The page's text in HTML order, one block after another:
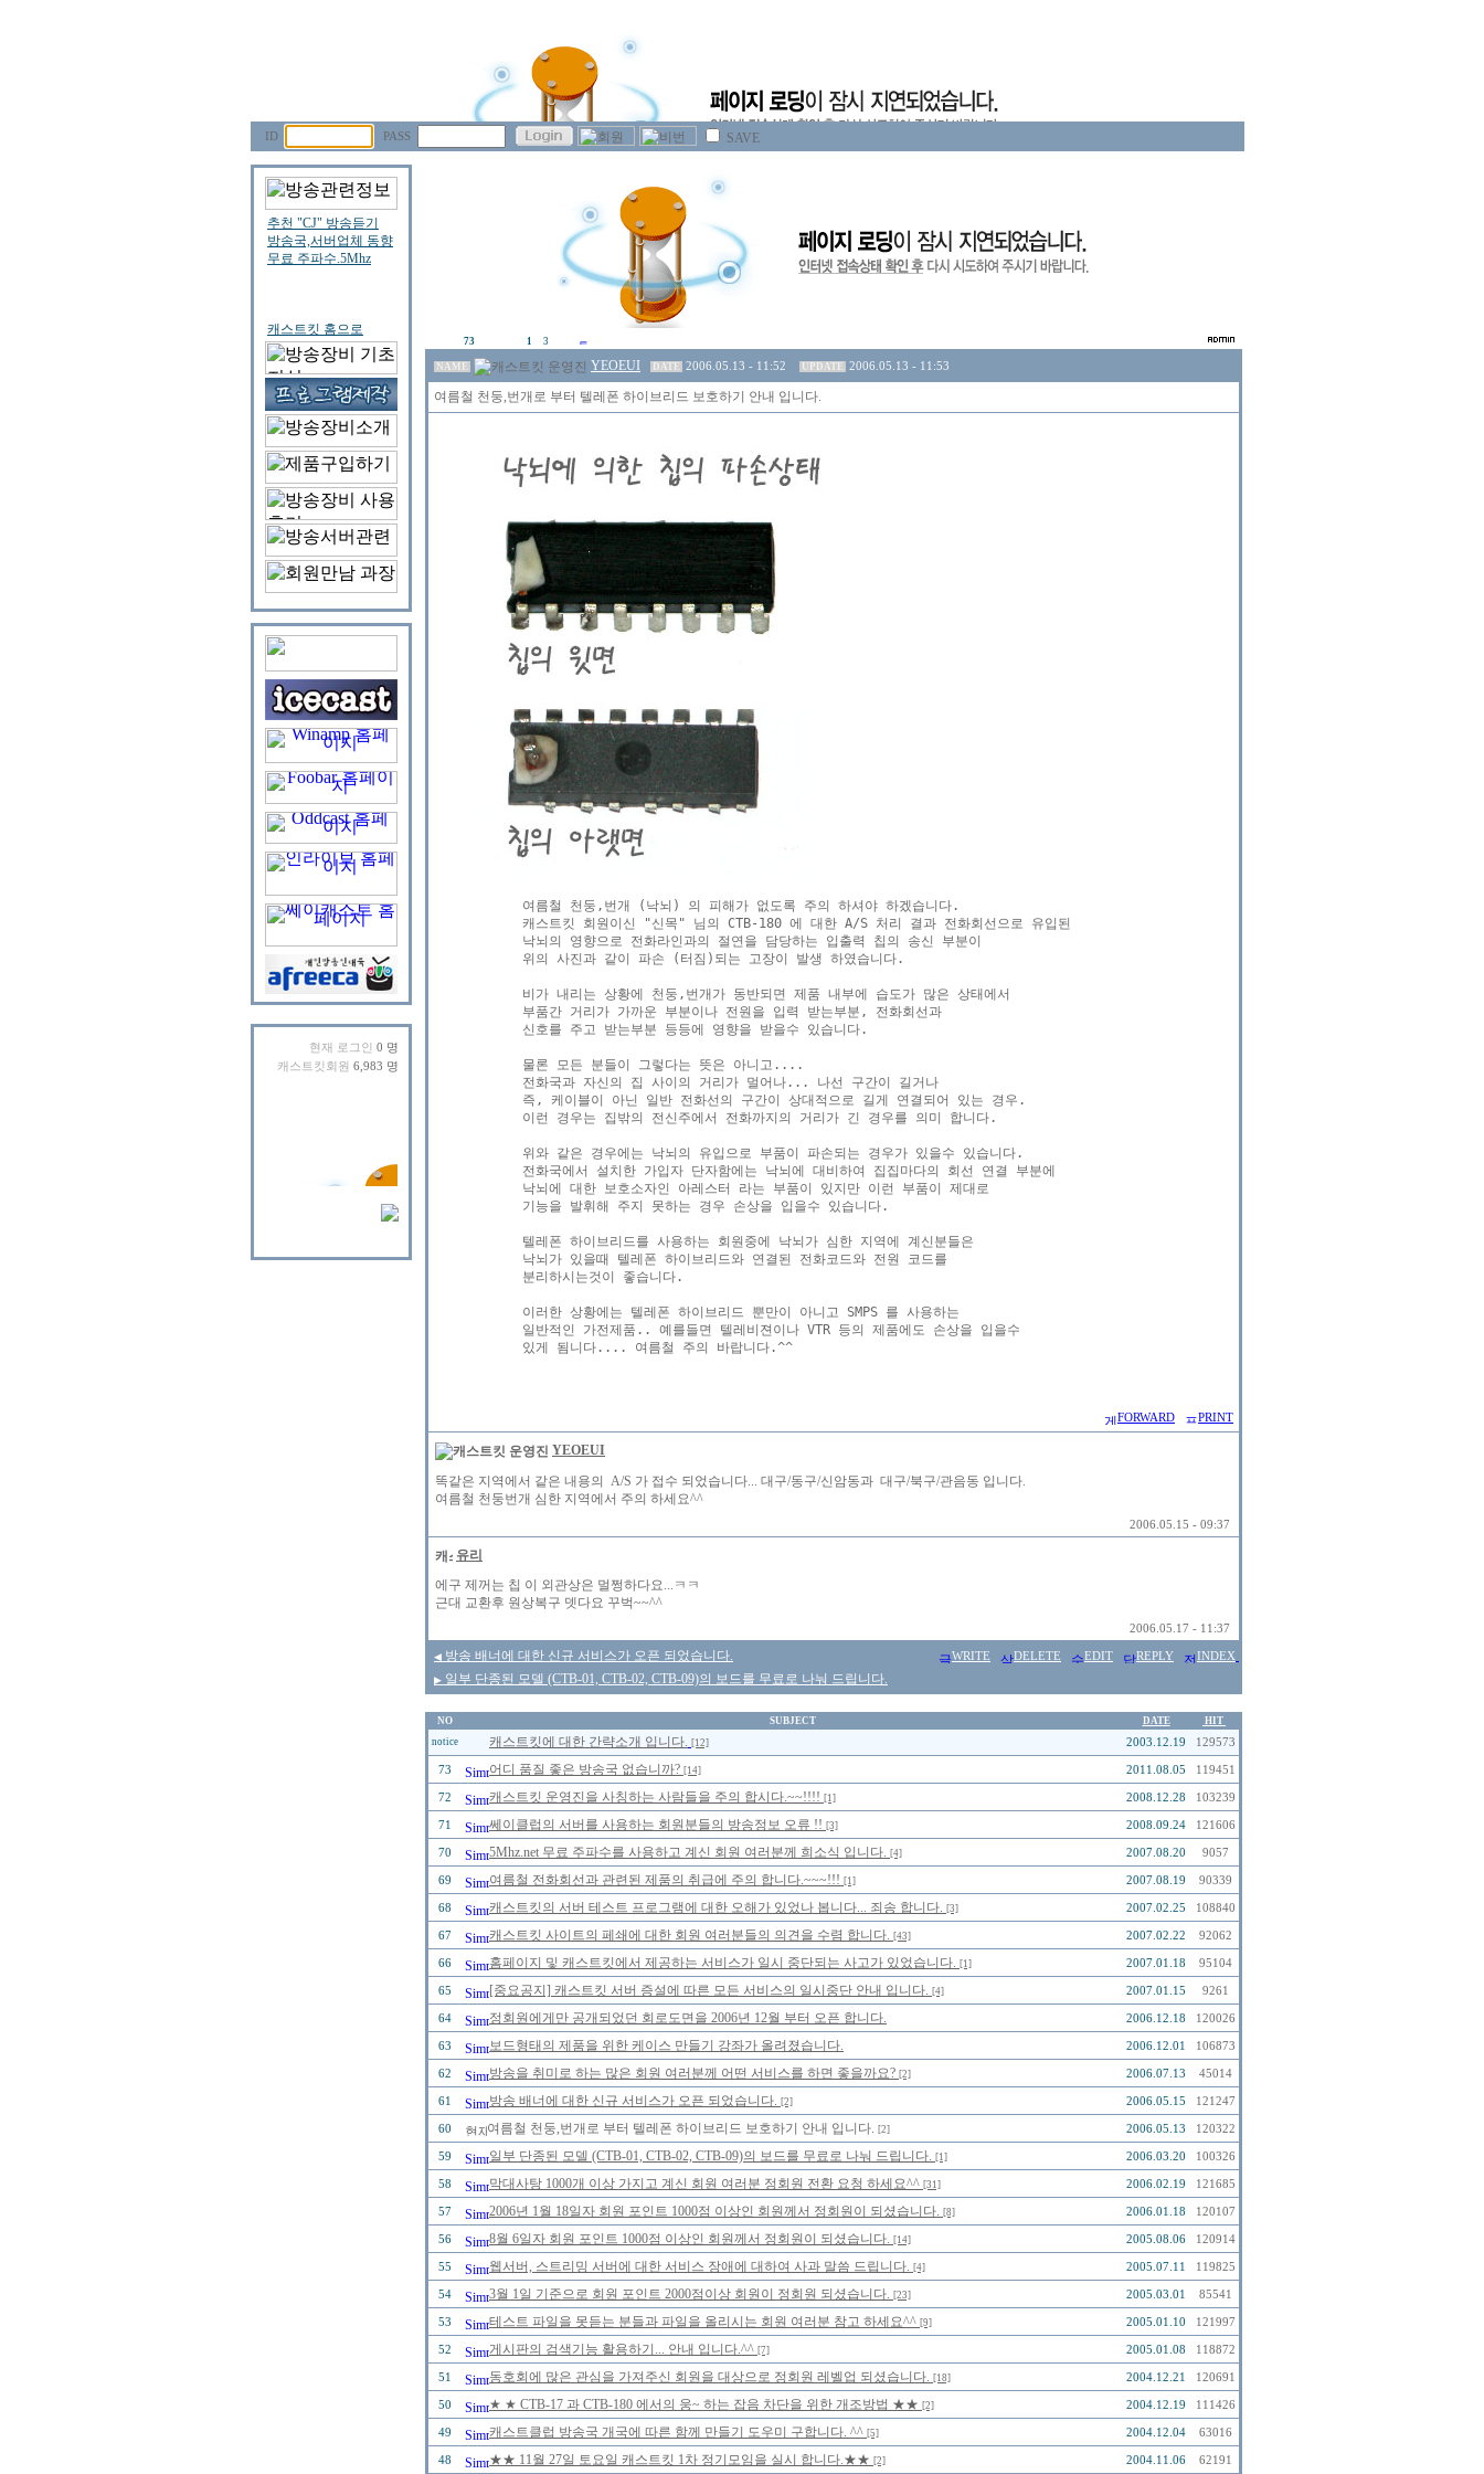
ID PASS SAVE
현재 로그인 0 명
캐스트킷회원 6,983 명
73 1 3
NAME YEOEUI DATE 2006.05.13 - 11:52 UPDATE 2006.05.13 - 11:53
여름철 천둥,번개로 부터 텔레폰 하이브리드 보호하기 안내 입니다.
여름철 천둥,번개 (낙뇌) 의 피해가 없도록 주의 하셔야 하겠습니다.
캐스트킷 회원이신 "신목" 님의 CTB-180 에 대한 A/S 처리 결과 전화회선으로 유입된
낙뇌의 영향으로 전화라인과의 절연을 담당하는 입출력 칩의 송신 부분이
위의 사진과 같이 파손 (터짐)되는 고장이 발생 하였습니다.
비가 내리는 상황에 천둥,번개가 동반되면 제품 내부에 습도가 많은 상태에서
부품간 거리가 가까운 부분이나 전원을 입력 받는부분, 전화회선과
신호를 주고 받는부분 등등에 영향을 받을수 있습니다.
물론 모든 분들이 그렇다는 뜻은 아니고....
전화국과 자신의 집 사이의 거리가 멀어나... 나선 구간이 길거나
즉, 케이블이 아닌 일반 전화선의 구간이 상대적으로 길게 연결되어 있는 경우.
이런 경우는 집밖의 전신주에서 전화까지의 거리가 긴 경우를 의미 합니다.
위와 같은 경우에는 낙뇌의 유입으로 부품이 파손되는 경우가 있을수 있습니다.
전화국에서 설치한 가입자 단자함에는 낙뇌에 대비하여 집집마다의 회선 연결 부분에
낙뇌에 대한 보호소자인 아레스터 라는 부품이 있지만 이런 부품이 제대로
기능을 발휘해 주지 못하는 경우 손상을 입을수 있습니다.
텔레폰 하이브리드를 사용하는 회원중에 낙뇌가 심한 지역에 계신분들은
낙뇌가 있을때 텔레폰 하이브리드와 연결된 전화코드와 전원 코드를
분리하시는것이 좋습니다.
이러한 상황에는 텔레폰 하이브리드 뿐만이 아니고 SMPS 를 사용하는
일반적인 가전제품.. 예를들면 텔레비젼이나 VTR 등의 제품에도 손상을 입을수
FORWARD PRINT
YEOEUI
똑같은 지역에서 같은 내용의 A/S 가 접수 되었습니다... 대구/동구/신암동과 대구/북구/관음동 입니다.
여름철 천둥번개 심한 지역에서 주의 하세요^^
2006.05.15 - 09:37
유리
에구 제꺼는 칩 이 외관상은 멀쩡하다요...ㅋㅋ
근대 교환후 원상복구 뎃다요 꾸벅~~^^
2006.05.17 - 11:37
◀ 방송 배너에 대한 신규 서비스가 오픈 되었습니다.
▶ 일부 단종된 모델 (CTB-01, CTB-02, CTB-09)의 보드를 무료로 나눠 드립니다.
WRITE DELETE EDIT REPLY INDEX
NO SUBJECT DATE
HIT
notice
캐스트킷에 대한 간략소개 입니다. [12] 2003.12.19 129573
73 어디 품질 좋은 방송국 없습니까? [14] 2011.08.05 119451
72 캐스트킷 운영진을 사칭하는 사람들을 주의 합시다.~~!!!! [1] 2008.12.28 103239
71 쎄이클럽의 서버를 사용하는 회원분들의 방송정보 오류 !! [3] 2008.09.24 121606
70 5Mhz.net 무료 주파수를 사용하고 계신 회원 여러분께 희소식 입니다. [4] 2007.08.20 9057
69 여름철 전화회선과 관련된 제품의 취급에 주의 합니다.~~~!!! [1] 2007.08.19 90339
68 캐스트킷의 서버 테스트 프로그램에 대한 오해가 있었나 봅니다... 죄송 합니다. [3] 2007.02.25 108840
67 캐스트킷 사이트의 페쇄에 대한 회원 여러분들의 의견을 수렴 합니다. [43] 2007.02.22 92062
66 홈페이지 및 캐스트킷에서 제공하는 서비스가 일시 중단되는 사고가 있었습니다. [1] 2007.01.18 95104
65 [중요공지] 캐스트킷 서버 증설에 따른 모든 서비스의 일시중단 안내 입니다. [4] 2007.01.15 9261
64 정회원에게만 공개되었던 회로도면을 2006년 12월 부터 오픈 합니다. 2006.12.18 120026
63 보드형태의 제품을 위한 케이스 만들기 강좌가 올려졌습니다. 2006.12.01 106873
62 방송을 취미로 하는 많은 회원 여러분께 어떤 서비스를 하면 좋을까요? [2] 2006.07.13 45014
61 방송 배너에 대한 신규 서비스가 오픈 되었습니다. [2] 2006.05.15 121247
60 여름철 천둥,번개로 부터 텔레폰 하이브리드 보호하기 안내 입니다. [2] 2006.05.13 120322
59 일부 단종된 모델 (CTB-01, CTB-02, CTB-09)의 보드를 무료로 나눠 드립니다. [1] 2006.03.20 100326
58 막대사탕 1000개 이상 가지고 계신 회원 여러분 정회원 전환 요청 하세요^^ [31] 2006.02.19 121685
57 2006년 1월 18일자 회원 포인트 1000점 이상인 회원께서 정회원이 되셨습니다. [8] 2006.01.18 120107
56 8월 6일자 회원 포인트 1000점 이상인 회원께서 정회원이 되셨습니다. [14] 2005.08.06 120914
55 웹서버, 스트리밍 서버에 대한 서비스 장애에 대하여 사과 말씀 드립니다. [4] 2005.07.11 119825
54 3월 1일 기준으로 회원 포인트 2000점이상 회원이 정회원 되셨습니다. [23] 2005.03.01 85541
53 테스트 파일을 못듣는 분들과 파일을 올리시는 회원 여러분 참고 하세요^^ [9] 2005.01.10 121997
52 게시판의 검색기능 활용하기... 안내 입니다.^^ [7] 2005.01.08 118872
51 동호회에 많은 관심을 가져주신 회원을 대상으로 정회원 레벨업 되셨습니다. [18] 2004.12.21 120691
50 ★ ★ CTB-17 과 CTB-180 에서의 웅~ 하는 잡음 차단을 위한 개조방법 ★★ [2] 2004.12.19 111426
49 캐스트클럽 방송국 개국에 따른 함께 만들기 도우미 구합니다. ^^ [5] 2004.12.04 63016
48 ★★ 11월 27일 토요일 캐스트킷 1차 정기모임을 실시 합니다.★★ [2] 2004.11.06 62191